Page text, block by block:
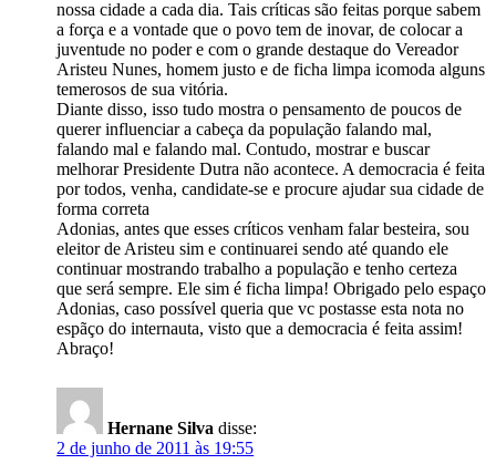
nossa cidade a cada dia. Tais críticas são feitas porque sabem
a força e a vontade que o povo tem de inovar, de colocar a
juventude no poder e com o grande destaque do Vereador
Aristeu Nunes, homem justo e de ficha limpa icomoda alguns
temerosos de sua vitória.
Diante disso, isso tudo mostra o pensamento de poucos de
querer influenciar a cabeça da população falando mal,
falando mal e falando mal. Contudo, mostrar e buscar
melhorar Presidente Dutra não acontece. A democracia é feita
por todos, venha, candidate-se e procure ajudar sua cidade de
forma correta
Adonias, antes que esses críticos venham falar besteira, sou
eleitor de Aristeu sim e continuarei sendo até quando ele
continuar mostrando trabalho a população e tenho certeza
que será sempre. Ele sim é ficha limpa! Obrigado pelo espaço
Adonias, caso possível queria que vc postasse esta nota no
espãço do internauta, visto que a democracia é feita assim!
Abraço!
Hernane Silva disse:
2 de junho de 2011 às 19:55